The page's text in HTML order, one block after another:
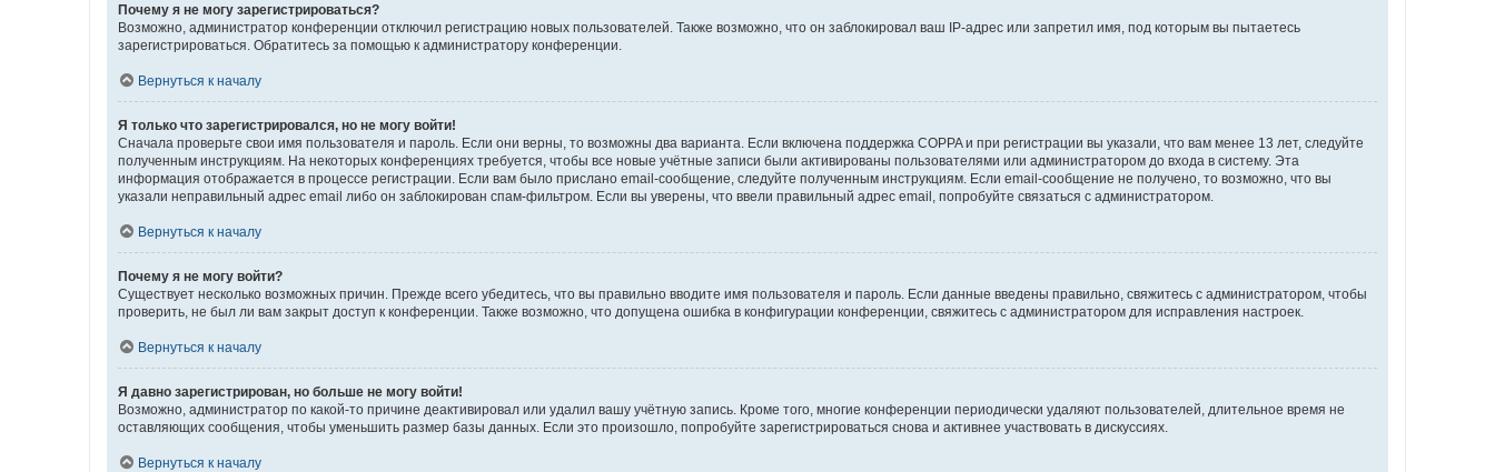
Почему я не могу зарегистрироваться?
Возможно, администратор конференции отключил регистрацию новых пользователей. Также возможно, что он заблокировал ваш IP-адрес или запретил имя, под которым вы пытаетесь
зарегистрироваться. Обратитесь за помощью к администратору конференции.
Вернуться к началу
Я только что зарегистрировался, но не могу войти!
Сначала проверьте свои имя пользователя и пароль. Если они верны, то возможны два варианта. Если включена поддержка COPPA и при регистрации вы указали, что вам менее 13 лет, следуйте
полученным инструкциям. На некоторых конференциях требуется, чтобы все новые учётные записи были активированы пользователями или администратором до входа в систему. Эта
информация отображается в процессе регистрации. Если вам было прислано email-сообщение, следуйте полученным инструкциям. Если email-сообщение не получено, то возможно, что вы
указали неправильный адрес email либо он заблокирован спам-фильтром. Если вы уверены, что ввели правильный адрес email, попробуйте связаться с администратором.
Вернуться к началу
Почему я не могу войти?
Существует несколько возможных причин. Прежде всего убедитесь, что вы правильно вводите имя пользователя и пароль. Если данные введены правильно, свяжитесь с администратором, чтобы
проверить, не был ли вам закрыт доступ к конференции. Также возможно, что допущена ошибка в конфигурации конференции, свяжитесь с администратором для исправления настроек.
Вернуться к началу
Я давно зарегистрирован, но больше не могу войти!
Возможно, администратор по какой-то причине деактивировал или удалил вашу учётную запись. Кроме того, многие конференции периодически удаляют пользователей, длительное время не
оставляющих сообщения, чтобы уменьшить размер базы данных. Если это произошло, попробуйте зарегистрироваться снова и активнее участвовать в дискуссиях.
Вернуться к началу